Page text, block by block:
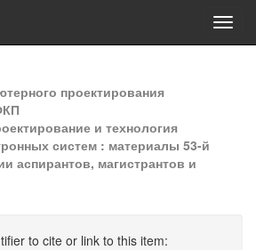
проектирования
и технология
систем : материалы 53-й
аспирантов, магистрантов и
to cite or link to this item: